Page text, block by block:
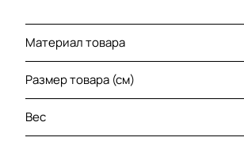
Материал товара
Размер товара (см)
Вес